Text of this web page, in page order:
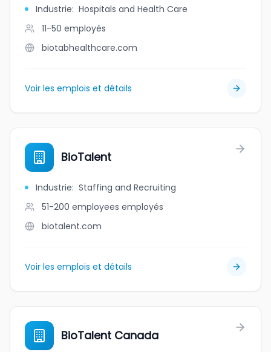
Industrie: Hospitals and Health Care
11-50 employés
biotabhealthcare.com
Voir les emplois et détails
BioTalent
Industrie: Staffing and Recruiting
51-200 employees employés
biotalent.com
Voir les emplois et détails
BioTalent Canada